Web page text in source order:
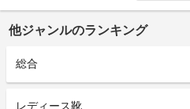
他ジャンルのランキング
総合
レディース靴